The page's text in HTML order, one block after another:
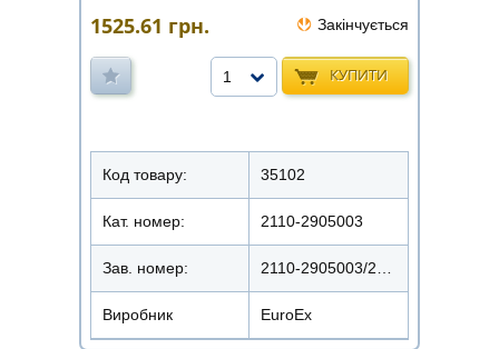
1525.61 грн. Закінчується
КУПИТИ
1
Код товару: 35102
Кат. номер: 2110-2905003
Зав. номер:
Виробник EuroEx